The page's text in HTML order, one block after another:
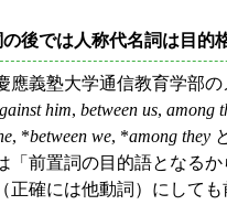
の後では人称代名詞は目的
義塾大学通信教育学部の
him, between us, among
, *between we, *among they
前置詞の目的語となる
正確には他動詞）にして